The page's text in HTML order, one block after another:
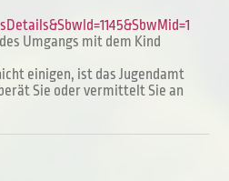
Umgangs mit dem Kind
einigen, ist das Jugendamt
Sie oder vermittelt Sie an